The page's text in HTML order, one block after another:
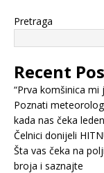
Pretraga
Recent
“Prva komšinica
Poznati
kada nas čeka
Čelnici donijeli
Šta vas čeka na
broja i saznajte